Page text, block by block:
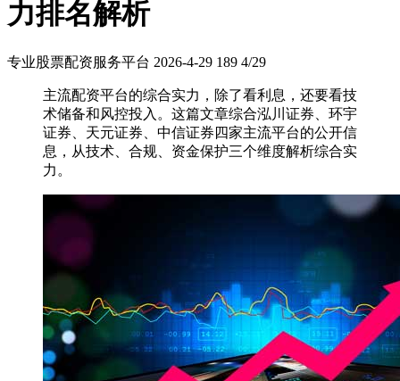
力排名解析
专业股票配资服务平台 2026-4-29 189 4/29
主流配资平台的综合实力，除了看利息，还要看技
术储备和风控投入。这篇文章综合泓川证券、环宇
证券、天元证券、中信证券四家主流平台的公开信
息，从技术、合规、资金保护三个维度解析综合实
力。